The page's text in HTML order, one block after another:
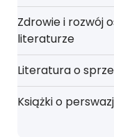
Zdrowie i rozwój
literaturze
Literatura o
Książki o